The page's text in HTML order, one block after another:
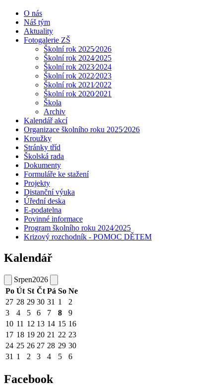
O nás
Náš tým
Aktuality
Fotogalerie ZŠ
Školní rok 2025⁄2026
Školní rok 2024⁄2025
Školní rok 2023⁄2024
Školní rok 2022⁄2023
Školní rok 2021⁄2022
Školní rok 2020⁄2021
Škola
Archiv
Kalendář akcí
Organizace školního roku 2025⁄2026
Kroužky
Stránky tříd
Školská rada
Dokumenty
Formuláře ke stažení
Projekty
Distanční výuka
Úřední deska
E-podatelna
Povinné informace
Program školního roku 2024⁄2025
Krizový rozchodník - POMOC DĚTEM
Kalendář
Srpen2026
Po Út St Čt Pá So Ne
27 28 29 30 31 1
2
3
4 5 6 7 8
9
10 11 12 13 14 15 16
17 18 19 20 21 22 23
24 25 26 27 28 29 30
31 1 2 3 4 5 6
Facebook